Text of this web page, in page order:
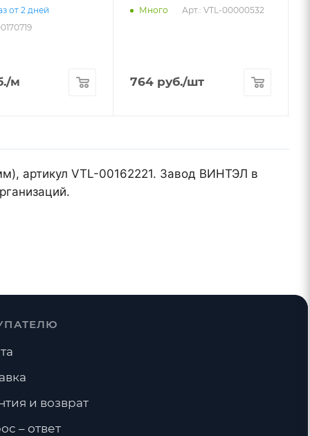
от 2 дней
/м
Много Арт.: VTL-00000532
764 руб./шт
артикул VTL-00162221. Завод ВИНТЭЛ в
и возврат
– ответ